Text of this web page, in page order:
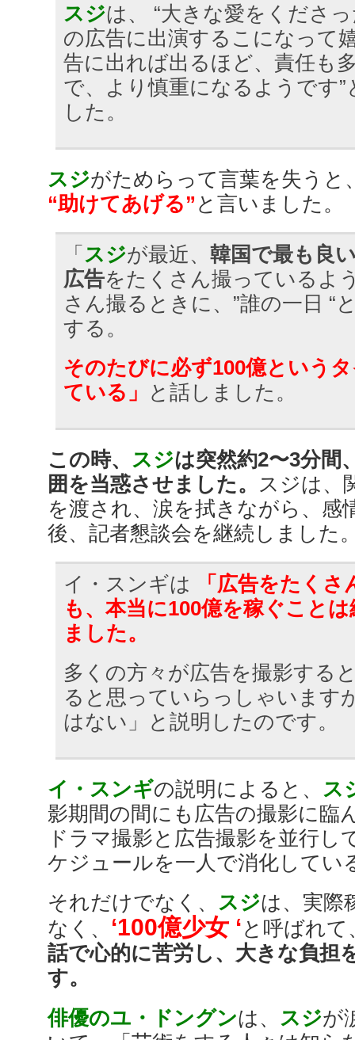
スジは、 “大きな愛をくださ
の広告に出演するこになって
告に出れば出るほど、責任も
で、より慎重になるようです
した。
スジがためらって言葉を失うと
“助けてあげる” と言いました。
「 スジが最近、 韓国で最も良
広告をたくさん撮っているよ
さん撮るときに、”誰の一日 “
する。
そのたびに必ず100億という
ている」 と話しました。
この時、 スジは突然約2〜3分間
囲を当惑させました。 スジは、
を渡され、涙を拭きながら、感
後、記者懇談会を継続しました
イ・スンギは
「広告をたく
も、本当に100億を稼ぐこと
ました。
多くの方々が広告を撮影する
ると思っていらっしゃいます
はない」と説明したのです。
イ・スンギの説明によると、 ス
影期間の間にも広告の撮影に臨
ドラマ撮影と広告撮影を並行し
ケジュールを一人で消化してい
それだけでなく、 スジは、実際
なく、 ‘100億少女 ‘と呼ばれて
話で心的に苦労し、大きな負担
す。
俳優のユ・ドングンは、 スジが